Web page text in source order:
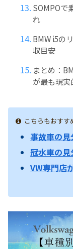
SOMPOで
れ
BMW i5の
収目安
まとめ：
が最も現実
こちらもおすす
事故車の
冠水車の
VW専門店